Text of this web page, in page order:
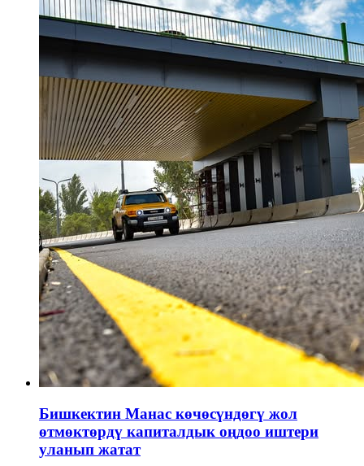
Бишкектин Манас көчөсүндөгү жол
өтмөктөрдү капиталдык оңдоо иштери
уланып жатат